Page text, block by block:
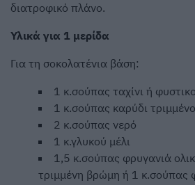
διατροφικό πλάνο.
Υλικά για 1 μερίδα
Για τη σοκολατένια βάση:
1 κ.σούπας ταχίνι ή
1 κ.σούπας καρύδι τριμμένο
2 κ.σούπας νερό
1 κ.γλυκού μέλι
1,5 κ.σούπας φρυγανιά
τριμμένη βρώμη ή 1 κ.σούπας